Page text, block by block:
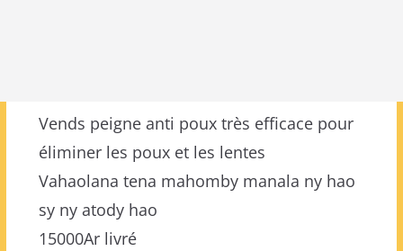
Vends peigne anti poux très efficace pour
éliminer les poux et les lentes
Vahaolana tena mahomby manala ny hao
sy ny atody hao
15000Ar livré